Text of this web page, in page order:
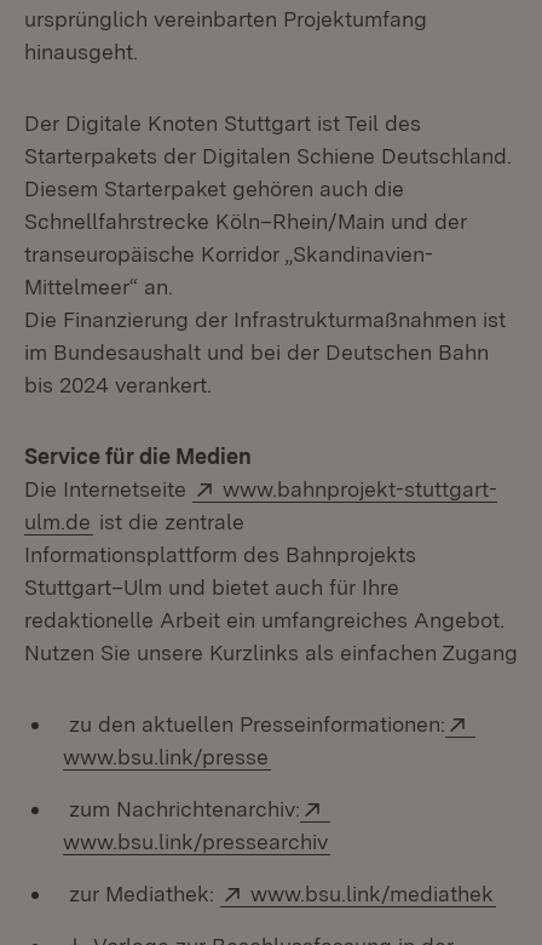
ursprünglich vereinbarten Projektumfang
hinausgeht.
Der Digitale Knoten Stuttgart ist Teil des
Starterpakets der Digitalen Schiene Deutschland.
Diesem Starterpaket gehören auch die
Schnellfahrstrecke Köln–Rhein/Main und der
transeuropäische Korridor „Skandinavien-
Mittelmeer“ an.
Die Finanzierung der Infrastrukturmaßnahmen ist
im Bundesaushalt und bei der Deutschen Bahn
bis 2024 verankert.
Service für die Medien
Die Internetseite
Extern:
www.bahnprojekt-stuttgart-
ulm.de (Öffnet in neuem Fenster)
ist die zentrale
Informationsplattform des Bahnprojekts
Stuttgart–Ulm und bietet auch für Ihre
redaktionelle Arbeit ein umfangreiches Angebot.
Nutzen Sie unsere Kurzlinks als einfachen Zugang
zu den aktuellen Presseinformationen:
www.bsu.link/presse
zum Nachrichtenarchiv:
www.bsu.link/pressearchiv
zur Mediathek: Extern:
www.bsu.link/mediathek